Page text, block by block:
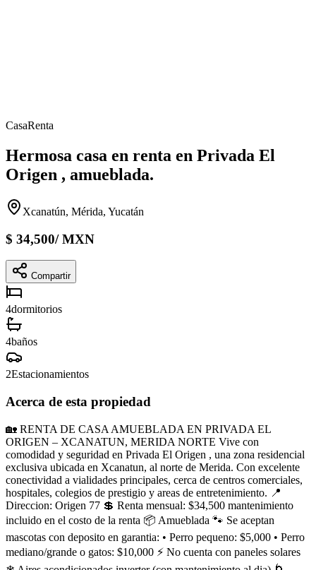
CasaRenta
Hermosa casa en renta en Privada El
Origen , amueblada.
Xcanatún, Mérida, Yucatán
$ 34,500/MXN
Compartir
4dormitorios
4baños
2Estacionamientos
Acerca de esta propiedad
🏡 RENTA DE CASA AMUEBLADA EN PRIVADA EL
ORIGEN – XCANATUN, MERIDA NORTE Vive con
comodidad y seguridad en Privada El Origen , una zona residencial
exclusiva ubicada en Xcanatun, al norte de Merida. Con excelente
conectividad a vialidades principales, cerca de centros comerciales,
hospitales, colegios de prestigio y areas de entretenimiento. 📍
Direccion: Origen 77 💲 Renta mensual: $34,500 mantenimiento
incluido en el costo de la renta 📦 Amueblada 🐾 Se aceptan
mascotas con deposito en garantia: • Perro pequeno: $5,000 • Perro
mediano/grande o gatos: $10,000 ⚡ No cuenta con paneles solares